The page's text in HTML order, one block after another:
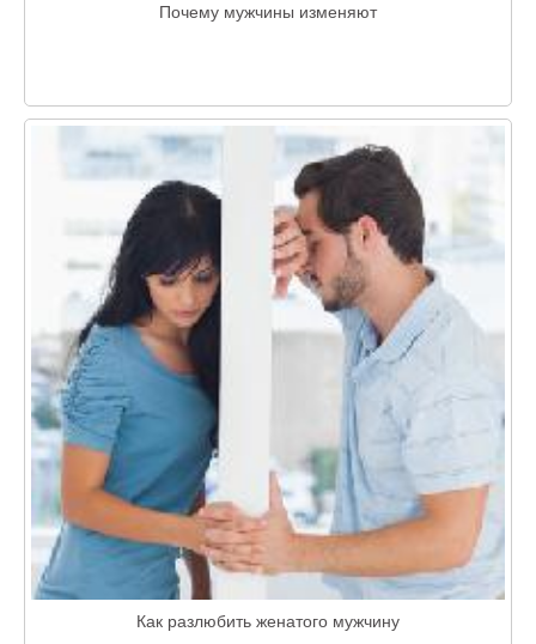
Почему мужчины изменяют
Как разлюбить женатого мужчину